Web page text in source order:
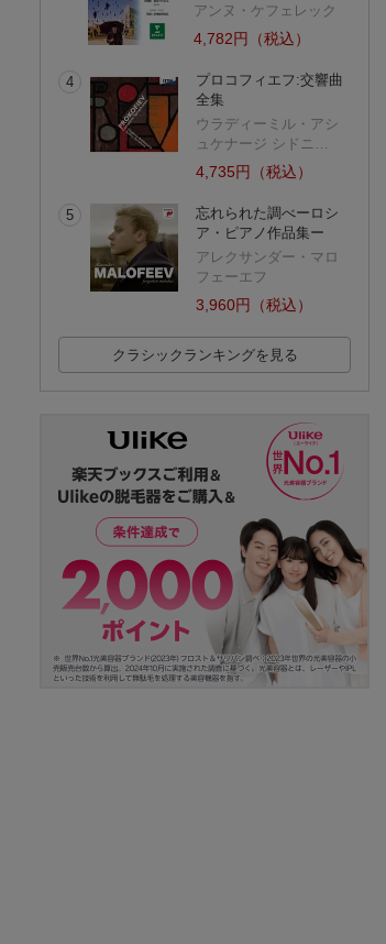
シューマン:ピアノ作
花の曲〜シュー
ピアノ小品集
アンヌ・ケフェレック
4,782円（税込）
4
プロコフィエフ:交響曲
全集
ウラディーミル・アシ
ュケナージ シドニ…
4,735円（税込）
5
忘れられた調べーロシ
ア・ピアノ作品集ー
アレクサンダー・マロ
フェーエフ
3,960円（税込）
クラシックランキングを見る